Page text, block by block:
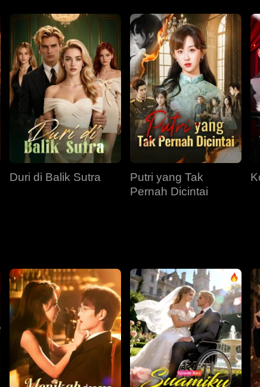
Duri di Balik Sutra
Putri yang Tak
Pernah Dicintai